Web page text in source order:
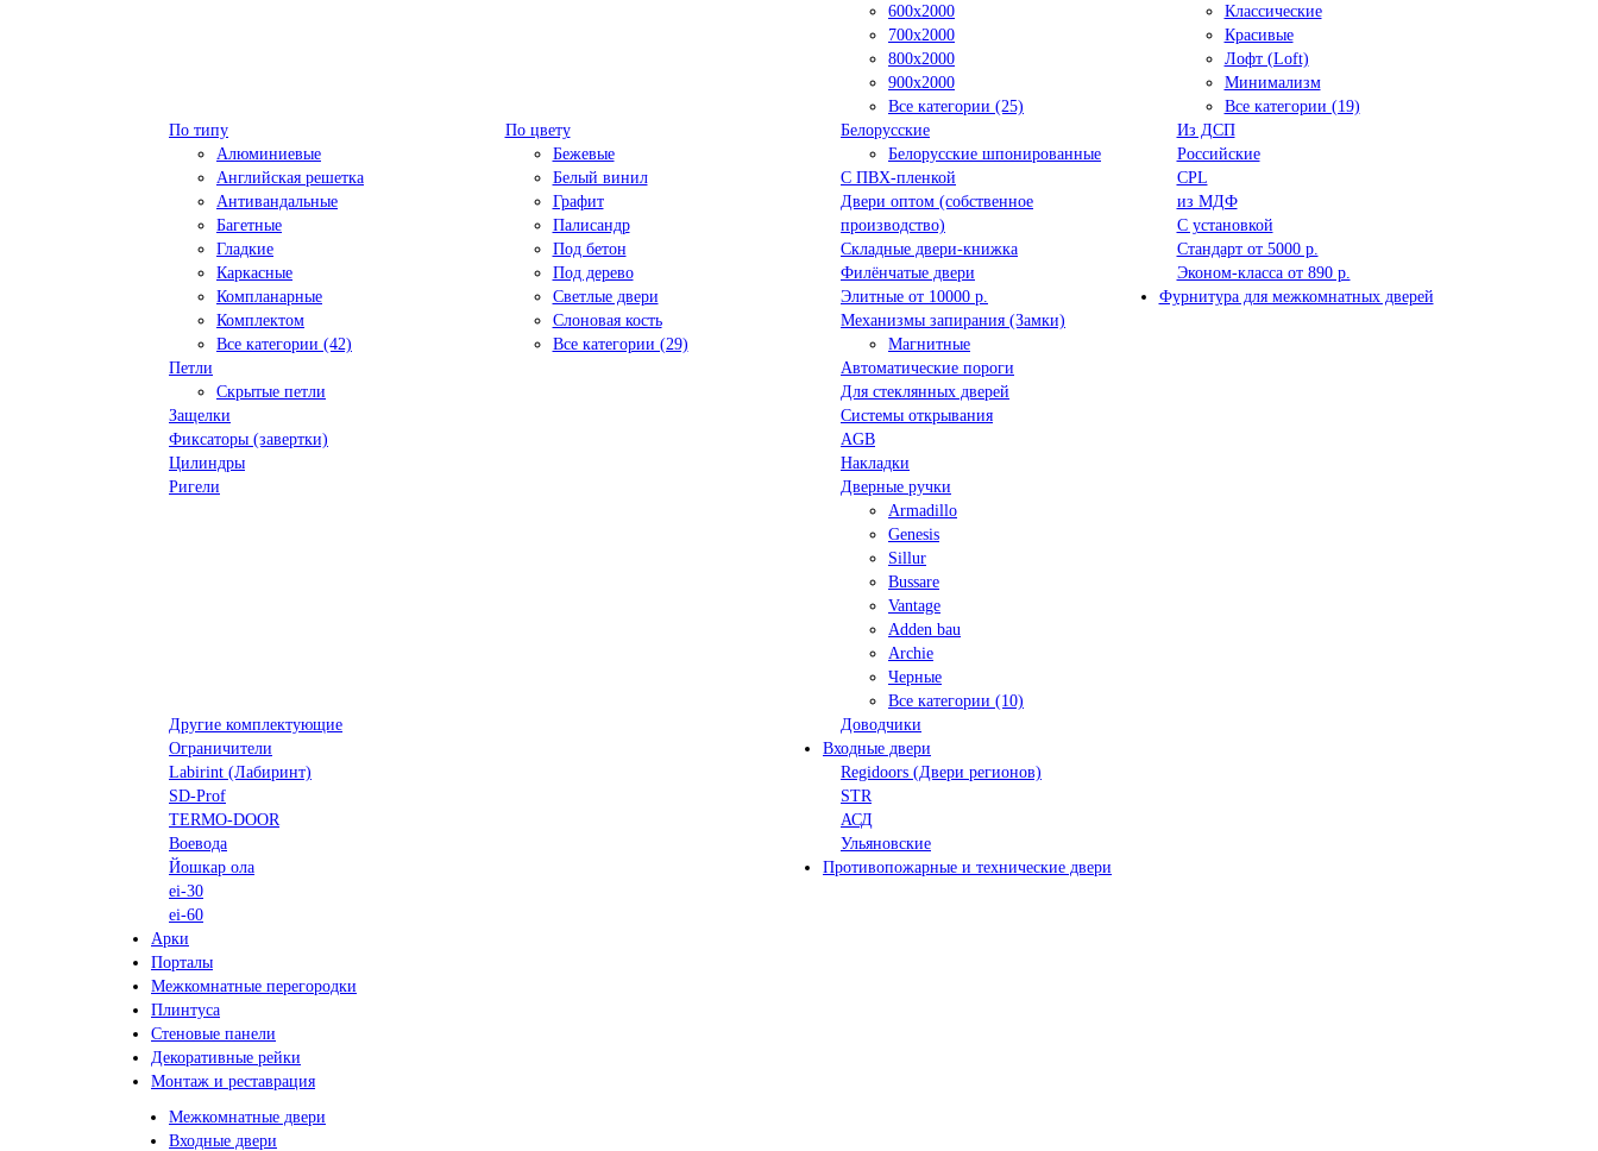
600x2000
700x2000
800x2000
900x2000
Все категории (25)
Классические
Красивые
Лофт (Loft)
Минимализм
Все категории (19)
По типу
Алюминиевые
Английская решетка
Антивандальные
Багетные
Гладкие
Каркасные
Компланарные
Комплектом
Все категории (42)
По цвету
Бежевые
Белый винил
Графит
Палисандр
Под бетон
Под дерево
Светлые двери
Слоновая кость
Все категории (29)
Белорусские
Белорусские шпонированные
Из ДСП
Российские
C ПВХ-пленкой
CPL
Двери оптом (собственное
производство)
из МДФ
С установкой
Складные двери-книжка
Стандарт от 5000 р.
Филёнчатые двери
Эконом-класса от 890 р.
Элитные от 10000 р.
Фурнитура для межкомнатных дверей
Механизмы запирания (Замки)
Магнитные
Петли
Скрытые петли
Автоматические пороги
Для стеклянных дверей
Защелки
Системы открывания
Фиксаторы (завертки)
AGB
Цилиндры
Накладки
Ригели
Дверные ручки
Armadillo
Genesis
Sillur
Bussare
Vantage
Adden bau
Archie
Черные
Все категории (10)
Другие комплектующие
Доводчики
Ограничители
Входные двери
Labirint (Лабиринт)
Regidoors (Двери регионов)
SD-Prof
STR
TERMO-DOOR
АСД
Воевода
Ульяновские
Йошкар ола
Противопожарные и технические двери
ei-30
ei-60
Арки
Порталы
Межкомнатные перегородки
Плинтуса
Стеновые панели
Декоративные рейки
Монтаж и реставрация
Межкомнатные двери
Входные двери